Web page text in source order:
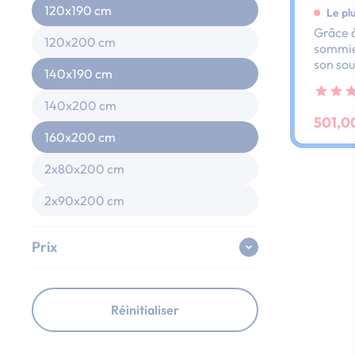
120x190 cm
120x200 cm
140x190 cm
140x200 cm
160x200 cm
2x80x200 cm
2x90x200 cm
Prix
Réinitialiser
Le
Grâce
son
dos
ses
au